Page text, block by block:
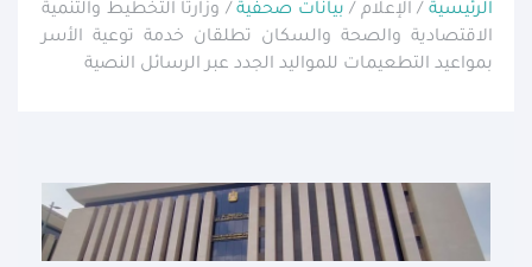
الرئيسية/ الإعلام / بيانات صحفية/ وزارتا التخطيط والتنمية
الاقتصادية والصحة والسكان تطلقان خدمة توعية الأسر
بمواعيد التطعيمات للمواليد الجدد عبر الرسائل النصية